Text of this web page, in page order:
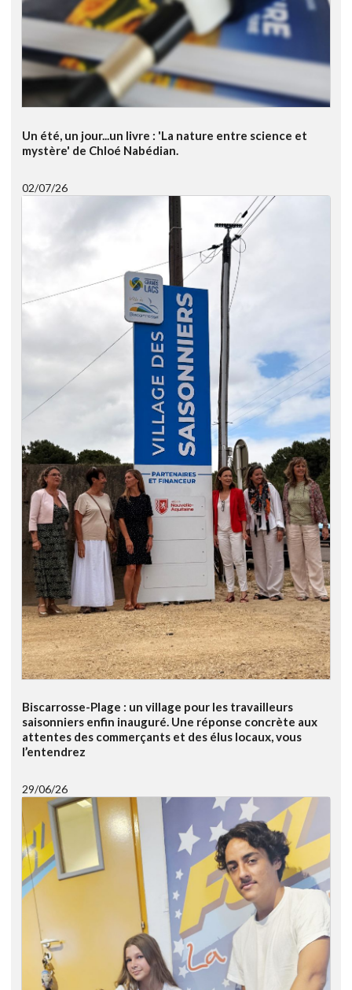
Un été, un jour...un livre : 'La nature entre science et
mystère' de Chloé Nabédian.
02/07/26
Biscarrosse-Plage : un village pour les travailleurs
saisonniers enfin inauguré. Une réponse concrète aux
attentes des commerçants et des élus locaux, vous
l’entendrez
29/06/26